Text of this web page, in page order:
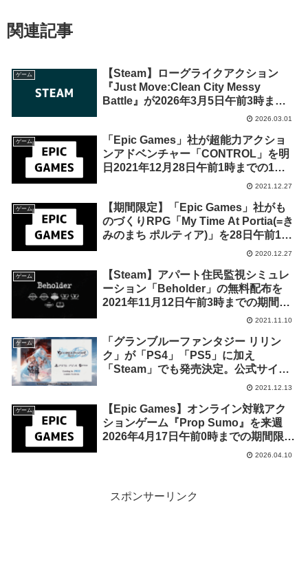
関連記事
ゲーム
【Steam】ローグライクアクション
『Just Move:Clean City Messy
Battle』が2026年3月5日午前3時まで
2026.03.01
ゲーム
「Epic Games」社が超能力アクショ
ンアドベンチャー「CONTROL」を明
日2021年12月28日午前1時までの1日
2021.12.27
ゲーム
【期間限定】「Epic Games」社がも
のづくりRPG「My Time At Portia(=き
みのまち ポルティア)」を28日午前1時
までの24時間限定で無料配布を開始！
2020.12.27
ゲーム
【Steam】アパート住民監視シミュレ
ーション「Beholder」の無料配布を
2021年11月12日午前3時までの期間限
2021.11.10
ゲーム
「グランブルーファンタジー リリン
ク」が「PS4」「PS5」に加え
「Steam」でも発売決定。公式サイト
がリニューアルされ公式ツイッターも
2021.12.13
ゲーム
【Epic Games】オンライン対戦アク
ションゲーム『Prop Sumo』を来週
2026年4月17日午前0時までの期間限定
2026.04.10
スポンサーリンク